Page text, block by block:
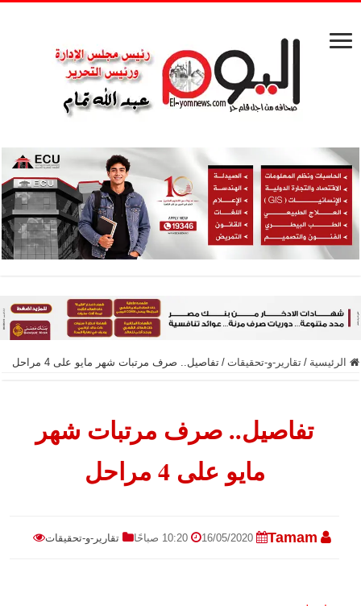
الرئيسية / تقارير-و-تحقيقات / تفاصيل.. صرف مرتبات شهر مايو على 4 مراحل
تفاصيل.. صرف مرتبات شهر
مايو على 4 مراحل
Tamam
16/05/2020 10:20 صباحًا تقارير-و-تحقيقات